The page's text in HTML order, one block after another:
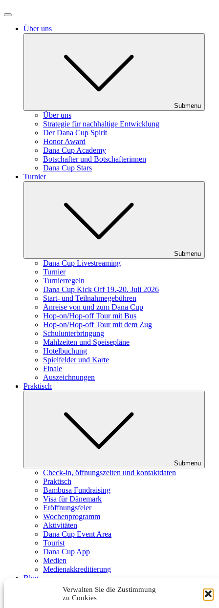
Verwalten Sie die Zustimmung
zu Cookies
Über uns
Submenu
Über uns
Strategie für nachhaltige Entwicklung
Der Dana Cup Spirit
Honor Award
Dana Cup Academy
Botschafter und Botschafterinnen
Dana Cup Stars
Turnier
Submenu
Dana Cup Livestreaming
Turnier
Turnierregeln
Dana Cup Kick Off 19.-20. Juli 2026
Start- und Teilnahmegebühren
Anreise von und zum Dana Cup
Hop-on/Hop-off Tour mit Bus
Hop-on/Hop-off Tour mit dem Zug
Schulunterbringung
Mahlzeiten und Speisepläne
Hotelbuchung
Spielfelder und Karte
Finale
Auszeichnungen
Praktisch
Submenu
Check-in, öffnungszeiten und kontaktdaten
Praktisch
Bambusa Fundraising
Visa für Dänemark
Eröffnungsfeier
Wochenprogramm
Aktivitäten
Dana Cup Event Area
Tourist
Dana Cup App
Medien
Medienakkreditierung
Blog
Schiedsrichter